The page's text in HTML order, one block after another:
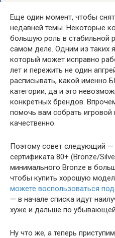
Еще один момент, чтобы
недавней темы. Некоторые
большую роль в стабильной
самом деле. Одним из таких
который может исправно
лет и пережить не один
расписывать, какой именно
категории, да и это
конкретных брендов.
помочь вам собрать
качественно.
Поэтому совет следующий —
сертификата 80+ (Bronze/
минимального Bronze в
чтобы купить хорошую
можете воспользоваться
— в начале списка идут
хуже и дальше по
Ну что же, а теперь